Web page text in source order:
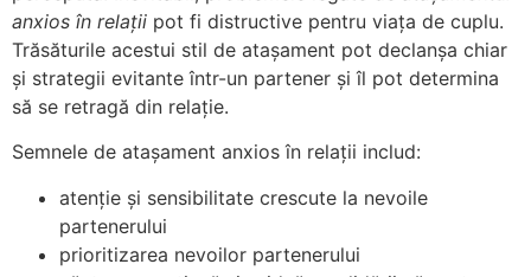
anxios în relații pot fi distructive pentru viața de cuplu.
Trăsăturile acestui stil de atașament pot declanșa chiar
și strategii evitante într-un partener și îl pot determina
să se retragă din relație.
Semnele de atașament anxios în relații includ:
atenție și sensibilitate crescute la nevoile
partenerului
prioritizarea nevoilor partenerului